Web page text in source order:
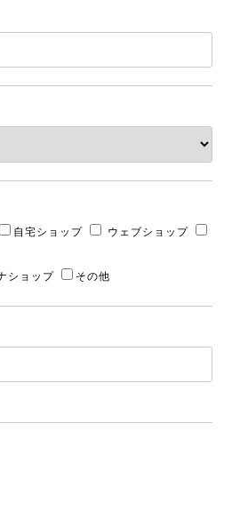
自宅ショップ
ウェブショップ
ショップ その他